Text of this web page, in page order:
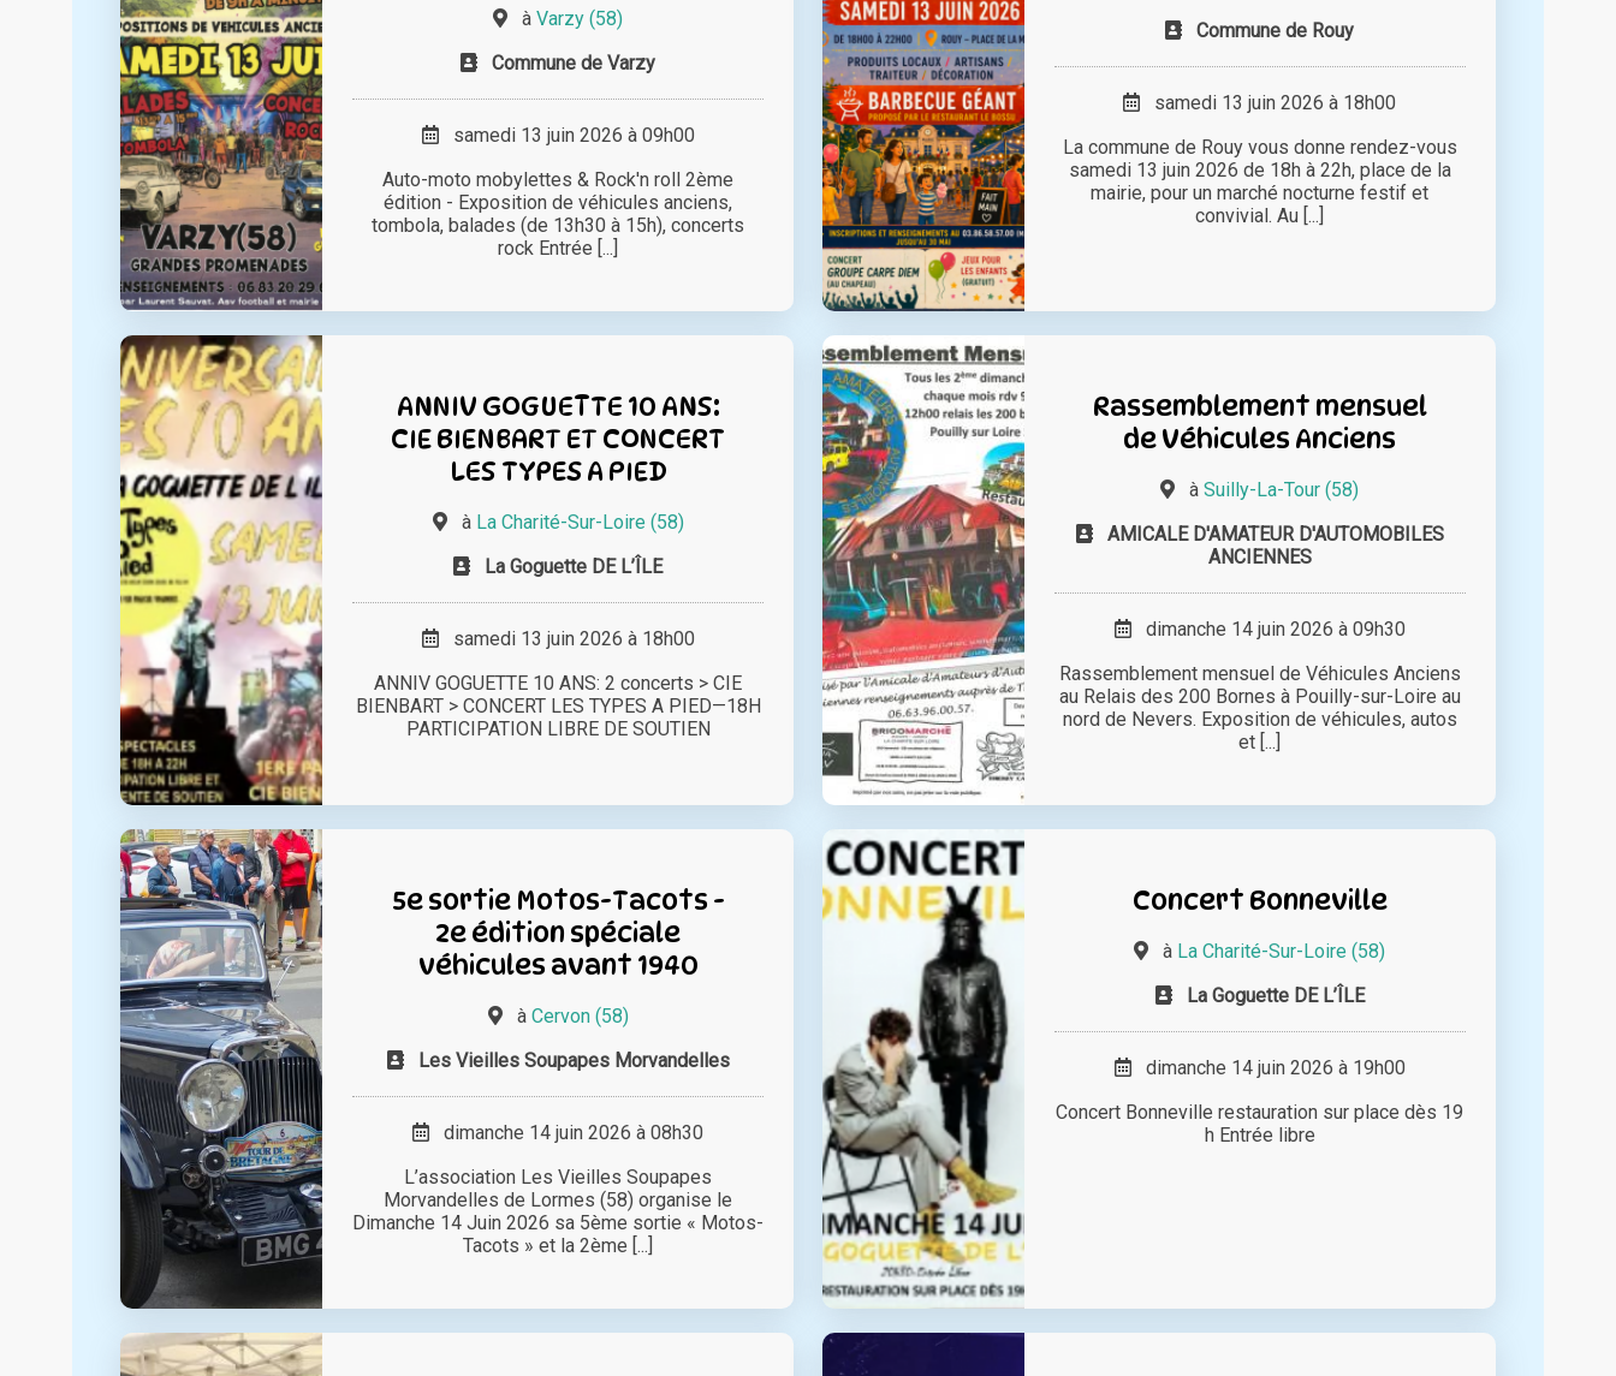
àVarzy (58)
Commune de Varzy
samedi 13 juin 2026 à 09h00
Auto-moto mobylettes & Rock'n roll 2ème
édition - Exposition de véhicules anciens,
tombola, balades (de 13h30 à 15h), concerts
rock Entrée [...]
Commune de Rouy
samedi 13 juin 2026 à 18h00
La commune de Rouy vous donne rendez-vous
samedi 13 juin 2026 de 18h à 22h, place de la
mairie, pour un marché nocturne festif et
convivial. Au [...]
ANNIV GOGUETTE 10 ANS:
CIE BIENBART ET CONCERT
LES TYPES A PIED
à La Charité-Sur-Loire (58)
La Goguette DE L’ÎLE
samedi 13 juin 2026 à 18h00
ANNIV GOGUETTE 10 ANS: 2 concerts > CIE
BIENBART > CONCERT LES TYPES A PIED—18H
PARTICIPATION LIBRE DE SOUTIEN
Rassemblement mensuel
de Véhicules Anciens
àSuilly-La-Tour (58)
AMICALE D'AMATEUR D'AUTOMOBILES
ANCIENNES
dimanche 14 juin 2026 à 09h30
Rassemblement mensuel de Véhicules Anciens
au Relais des 200 Bornes à Pouilly-sur-Loire au
nord de Nevers. Exposition de véhicules, autos
et [...]
5e sortie Motos-Tacots -
2e édition spéciale
véhicules avant 1940
à Cervon (58)
Les Vieilles Soupapes Morvandelles
dimanche 14 juin 2026 à 08h30
L’association Les Vieilles Soupapes
Morvandelles de Lormes (58) organise le
Dimanche 14 Juin 2026 sa 5ème sortie « Motos-
Tacots » et la 2ème [...]
Concert Bonneville
à La Charité-Sur-Loire (58)
La Goguette DE L’ÎLE
dimanche 14 juin 2026 à 19h00
Concert Bonneville restauration sur place dès 19
h Entrée libre